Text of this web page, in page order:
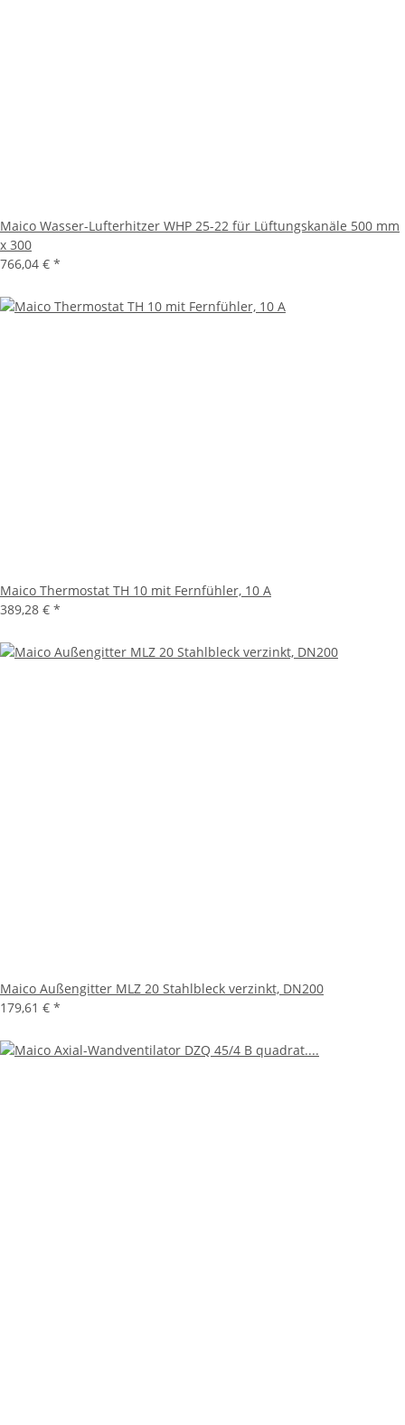
Maico Wasser-Lufterhitzer WHP 25-22 für Lüftungskanäle 500 mm
x 300
766,04 € *
Maico Thermostat TH 10 mit Fernfühler, 10 A
389,28 € *
Maico Außengitter MLZ 20 Stahlbleck verzinkt, DN200
179,61 € *